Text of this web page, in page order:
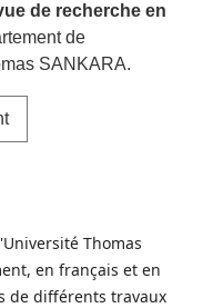
de recherche en
de
SANKARA.
Thomas
en français et en
de différents travaux